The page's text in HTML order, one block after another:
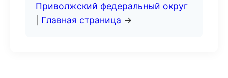
Приволжский федеральный округ
Главная страница →